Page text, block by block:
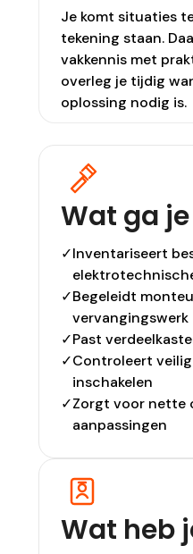
Je komt situaties
tekening staan.
vakkennis met
overleg je tijdig
oplossing nodig is.
Wat ga
✓Inventariseert
✓Begeleidt
vervangingswerk
✓Past
✓Controleert
inschakelen
✓Zorgt voor nette
aanpassingen
Wat heb